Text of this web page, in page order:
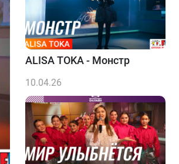
ALISA TOKA - Монстр
10.04.26